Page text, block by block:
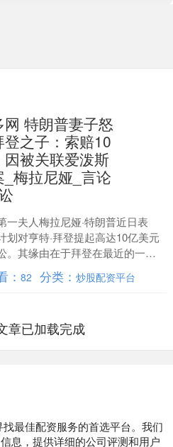
网 特朗普妻子怒
登之子：索赔10
因被关联爱泼斯
_梅拉尼娅_言论
一夫人梅拉尼娅·特朗普近日表
划对亨特·拜登提起高达10亿美元
。其缘由在于拜登在最近的一次
谈中发表了一些“极具讽刺性”的言
梅拉尼娅与....
：82 分类：炒股配资平台
章已加载完成
最佳配资服务的首选平台。我们
息，提供详细的公司评测和用户